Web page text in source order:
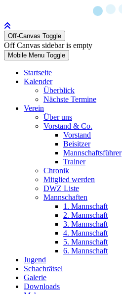
Off-Canvas Toggle
Off Canvas sidebar is empty
Mobile Menu Toggle
Startseite
Kalender
Überblick
Nächste Termine
Verein
Über uns
Vorstand & Co.
Vorstand
Beisitzer
Mannschaftsführer
Trainer
Chronik
Mitglied werden
DWZ Liste
Mannschaften
1. Mannschaft
2. Mannschaft
3. Mannschaft
4. Mannschaft
5. Mannschaft
6. Mannschaft
Jugend
Schachrätsel
Galerie
Downloads